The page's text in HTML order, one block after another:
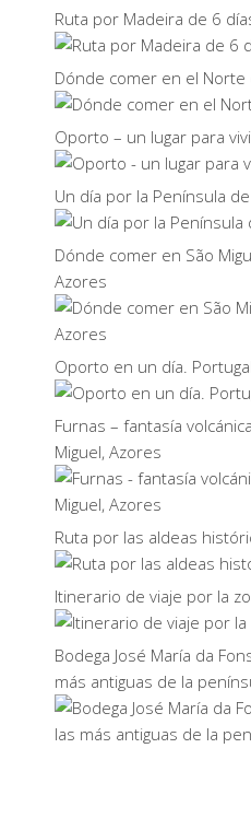
Ruta por Madeira de 6
Dónde comer en el Norte
Oporto – un lugar para
Un día por la Península
Dónde comer en São
Azores
Oporto en un día. Portugal
Furnas – fantasía
Miguel, Azores
Ruta por las aldeas
Itinerario de viaje por la
Bodega José María da
más antiguas de la